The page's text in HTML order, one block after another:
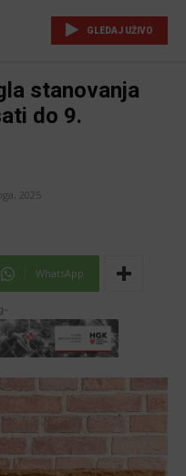
GLEDAJ UŽIVO
stanovanja
do 9.
2025
WhatsApp